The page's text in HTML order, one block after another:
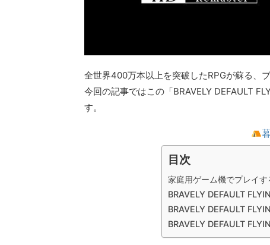
全世界400万本以上を突破したRPGが蘇る、
今回の記事ではこの「BRAVELY DEFAULT
す。
目次
家庭用ゲーム機でプレイす
BRAVELY DEFAULT
BRAVELY DEFAULT
BRAVELY DEFAULT